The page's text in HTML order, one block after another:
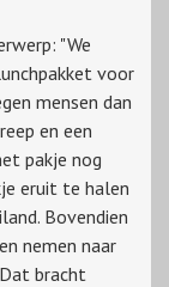
"We
voor
mensen dan
en een
pakje nog
eruit te halen
Bovendien
nemen naar
bracht